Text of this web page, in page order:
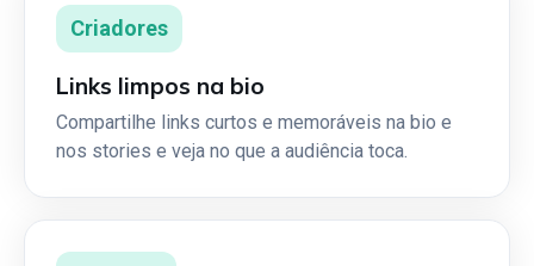
Criadores
Links limpos na bio
Compartilhe links curtos e memoráveis na bio e
nos stories e veja no que a audiência toca.